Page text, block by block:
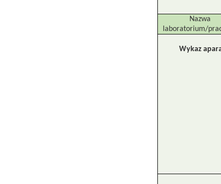
Nazwa
laboratorium/
Wykaz